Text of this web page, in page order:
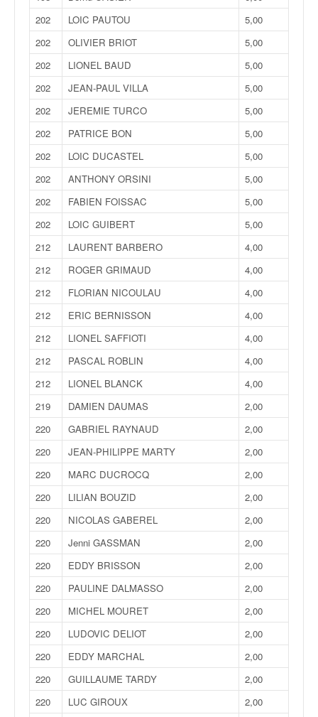
202
LOIC PAUTOU
5,00
202
OLIVIER BRIOT
5,00
202
LIONEL BAUD
5,00
202
JEAN-PAUL VILLA
5,00
202
JEREMIE TURCO
5,00
202
PATRICE BON
5,00
202
LOIC DUCASTEL
5,00
202
ANTHONY ORSINI
5,00
202
FABIEN FOISSAC
5,00
202
LOIC GUIBERT
5,00
212
LAURENT BARBERO
4,00
212
ROGER GRIMAUD
4,00
212
FLORIAN NICOULAU
4,00
212
ERIC BERNISSON
4,00
212
LIONEL SAFFIOTI
4,00
212
PASCAL ROBLIN
4,00
212
LIONEL BLANCK
4,00
219
DAMIEN DAUMAS
2,00
220
GABRIEL RAYNAUD
2,00
220
JEAN-PHILIPPE MARTY
2,00
220
MARC DUCROCQ
2,00
220
LILIAN BOUZID
2,00
220
NICOLAS GABEREL
2,00
220
Jenni GASSMAN
2,00
220
EDDY BRISSON
2,00
220
PAULINE DALMASSO
2,00
220
MICHEL MOURET
2,00
220
LUDOVIC DELIOT
2,00
220
EDDY MARCHAL
2,00
220
GUILLAUME TARDY
2,00
220
LUC GIROUX
2,00